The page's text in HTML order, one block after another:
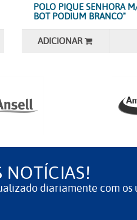
POLO PIQUE SENHORA
BOT PODIUM BRANCO"
ADICIONAR
NOTÍCIAS!
diariamente com os